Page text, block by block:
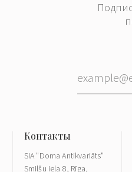
SIA "Doma Antikvariāts"
Smilšu iela 8, Rīga,